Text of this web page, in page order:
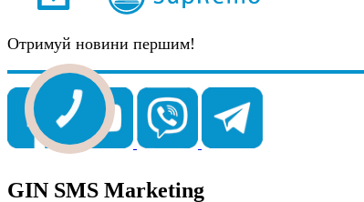
Отримуй новини першим!
GIN SMS Marketing